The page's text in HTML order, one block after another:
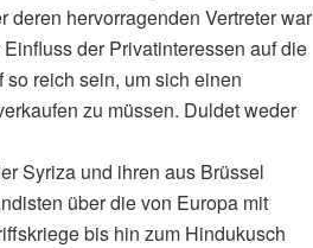
deren hervorragenden Vertreter war
der Privatinteressen auf die
so reich sein, um sich einen
zu müssen. Duldet weder
Syriza und ihren aus Brüssel
über die von Europa mit
bis hin zum Hindukusch